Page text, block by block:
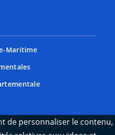
Maritime
de personnaliser le contenu,